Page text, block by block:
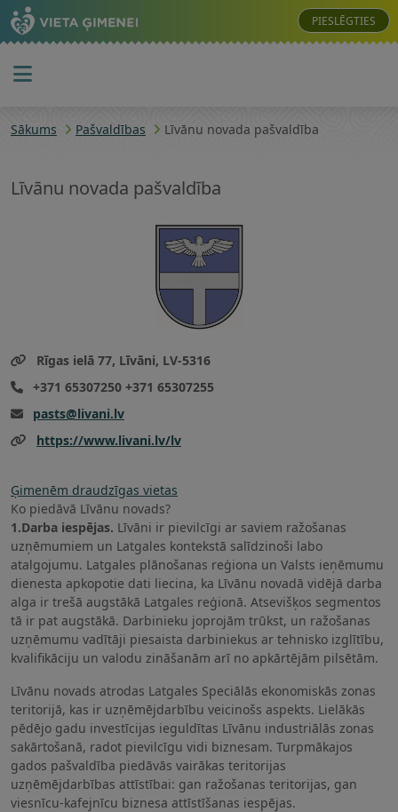
PIESLĒGTIES
Sākums Pašvaldības Līvānu novada pašvaldība
Līvānu novada pašvaldība
Rīgas ielā 77, Līvāni, LV-5316
+371 65307250 +371 65307255
pasts@livani.lv
https://www.livani.lv/lv
Ģimenēm draudzīgas vietas
Ko piedāvā Līvānu novads?
1.Darba iespējas. Līvāni ir pievilcīgi ar saviem ražošanas
uzņēmumiem un Latgales kontekstā salīdzinoši labo
atalgojumu. Latgales plānošanas reģiona un Valsts ieņēmumu
dienesta apkopotie dati liecina, ka Līvānu novadā vidējā darba
alga ir trešā augstākā Latgales reģionā. Atsevišķos segmentos
tā ir pat augstākā. Darbinieku joprojām trūkst, un ražošanas
uzņēmumu vadītāji piesaista darbiniekus ar tehnisko izglītību,
kvalifikāciju un valodu zināšanām arī no apkārtējām pilsētām.
Līvānu novads atrodas Latgales Speciālās ekonomiskās zonas
teritorijā, kas ir uzņēmējdarbību veicinošs aspekts. Lielākās
pēdējo gadu investīcijas ieguldītas Līvānu industriālās zonas
sakārtošanā, radot pievilcīgu vidi biznesam. Turpmākajos
gados pašvaldība piedāvās vairākas teritorijas
uzņēmējdarbības attīstībai: gan ražošanas teritorijas, gan
viesnīcu-kafejnīcu biznesa attīstīšanas iespējas.